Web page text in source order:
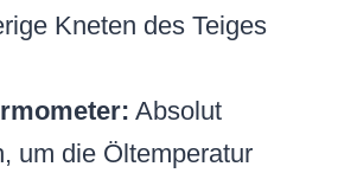
Kneten des Teiges
Absolut
um die Öltemperatur